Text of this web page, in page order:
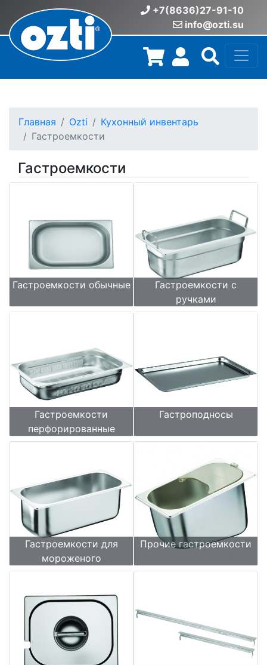
+7(8636)27-91-10
info@ozti.su
Главная Ozti
Кухонный инвентарь
Гастроемкости
Гастроемкости
Гастроемкости обычные
Гастроемкости с
ручками
Гастроемкости
перфорированные
Гастроподносы
Гастроемкости для
мороженого
Прочие гастроемкости